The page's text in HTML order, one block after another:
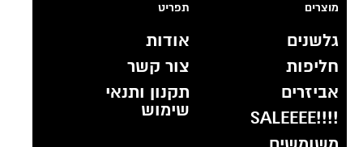
מוצרים
גלשנים
חליפות
אביזרים
!!!!SALEEEE
תפריט
אודות
צור קשר
תקנון ותנאי
שימוש